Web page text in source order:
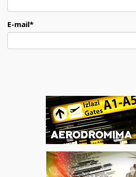
E-mail*